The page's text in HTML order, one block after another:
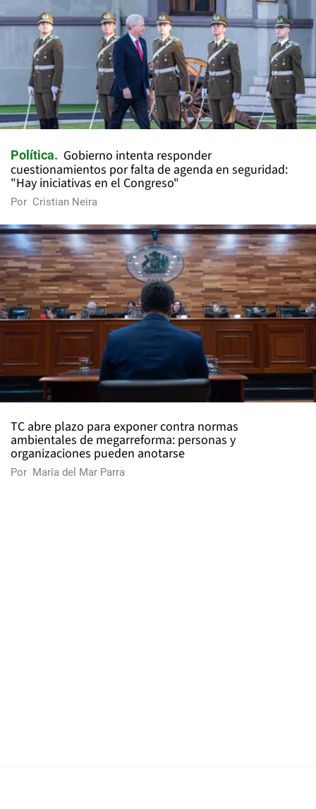
Política
Gobierno intenta responder
cuestionamientos por falta de agenda en seguridad:
"Hay iniciativas en el Congreso"
Por Cristian Neira
TC abre plazo para exponer contra normas
ambientales de megarreforma: personas y
organizaciones pueden anotarse
Por María del Mar Parra